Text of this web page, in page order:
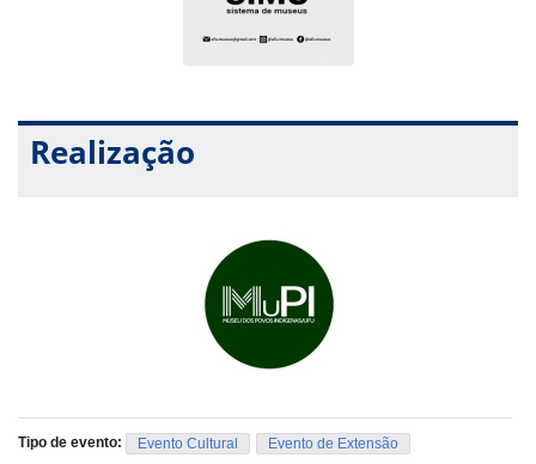
Realização
Tipo de evento: Evento Cultural Evento de Extensão